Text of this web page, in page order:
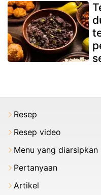
Resep
Resep video
Menu yang diarsipkan
Pertanyaan
Artikel